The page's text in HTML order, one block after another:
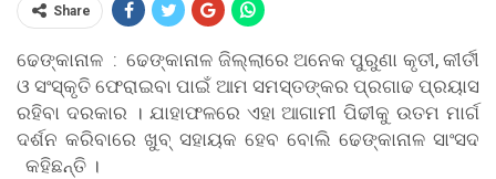
Share
ଢେଙ୍କାନାଳ : ଢେଙ୍କାନାଳ ଜିଲ୍ଲାରେ ଅନେକ ପୁରୁଣା କୃତୀ, କୀର୍ତୀ
ଓ ସଂସ୍କୃତି ଫେରାଇବା ପାଇଁ ଆମ ସମସ୍ତଙ୍କର ପ୍ରଗାଢ ପ୍ରୟାସ
ରହିବା ଦରକାର । ଯାହାଫଳରେ ଏହା ଆଗାମୀ ପିଢୀକୁ ଉତମ ମାର୍ଗ
ଦର୍ଶନ କରିବାରେ ଖୁବ୍ ସହାୟକ ହେବ ବୋଲି ଢେଙ୍କାନାଳ ସାଂସଦ
କହିଛନ୍ତି ।